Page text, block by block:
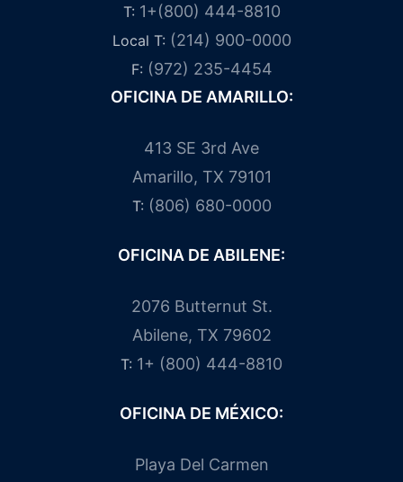
T: 1+(800) 444-8810
Local T: (214) 900-0000
F: (972) 235-4454
OFICINA DE AMARILLO:
413 SE 3rd Ave
Amarillo, TX 79101
T: (806) 680-0000
OFICINA DE ABILENE:
2076 Butternut St.
Abilene, TX 79602
T: 1+ (800) 444-8810
OFICINA DE MÉXICO:
Playa Del Carmen